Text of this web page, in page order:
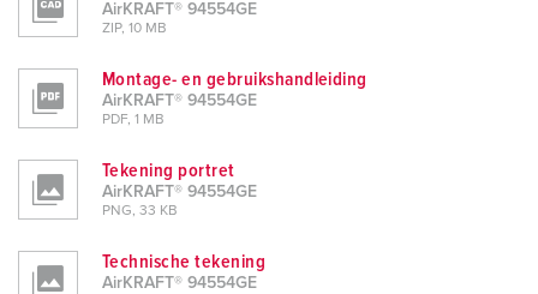
AirKRAFT® 94554GE
ZIP, 10 MB
Montage- en gebruikshandleiding
AirKRAFT® 94554GE
PDF, 1 MB
Tekening portret
AirKRAFT® 94554GE
PNG, 33 KB
Technische tekening
AirKRAFT® 94554GE